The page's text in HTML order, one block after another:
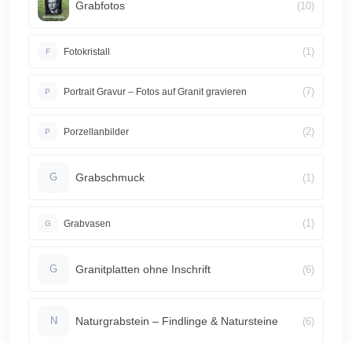
Grabfotos (10)
F Fotokristall (1)
P Portrait Gravur – Fotos auf Granit gravieren (7)
P Porzellanbilder (2)
G Grabschmuck (1)
G Grabvasen (1)
G Granitplatten ohne Inschrift (6)
N Naturgrabstein – Findlinge & Natursteine (6)